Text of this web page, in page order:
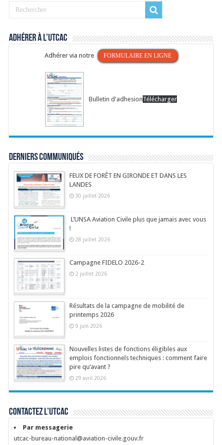
Adhérer à l’UTCAC
Adhérer via notre FORMULAIRE EN LIGNE
Bulletin d'adhesionTélécharger
Derniers communiqués
FEUX DE FORÊT EN GIRONDE ET DANS LES
LANDES
30 juillet 2026
L’UNSA Aviation Civile plus que jamais avec vous
!
28 juillet 2026
Campagne FIDELO 2026-2
2 juillet 2026
Résultats de la campagne de mobilité de
printemps 2026
9 juin 2026
Nouvelles listes de fonctions éligibles aux
emplois fonctionnels techniques : comment faire
pire qu’avant ?
29 avril 2026
Contactez l’UTCAC
Par messagerie
utcac-bureau-national@aviation-civile.gouv.fr